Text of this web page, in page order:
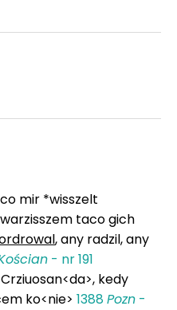
mir *wisszelt
taco gich
, any radzil, any
- nr 191
Crziuosan<da>, kedy
ko<nie> 1388Pozn -